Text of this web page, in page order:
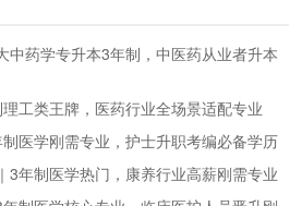
中药学专升本3年制，中医药从业者升本
工类王牌，医药行业全场景适配专业
医学刚需专业，护士升职考编必备学历
3年制医学热门，康养行业高薪刚需专业